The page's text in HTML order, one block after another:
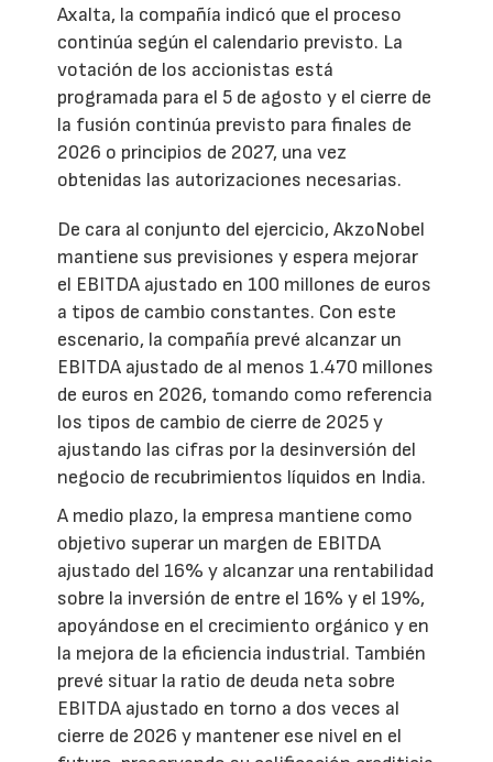
Axalta, la compañía indicó que el proceso
continúa según el calendario previsto. La
votación de los accionistas está
programada para el 5 de agosto y el cierre de
la fusión continúa previsto para finales de
2026 o principios de 2027, una vez
obtenidas las autorizaciones necesarias.
De cara al conjunto del ejercicio, AkzoNobel
mantiene sus previsiones y espera mejorar
el EBITDA ajustado en 100 millones de euros
a tipos de cambio constantes. Con este
escenario, la compañía prevé alcanzar un
EBITDA ajustado de al menos 1.470 millones
de euros en 2026, tomando como referencia
los tipos de cambio de cierre de 2025 y
ajustando las cifras por la desinversión del
negocio de recubrimientos líquidos en India.
A medio plazo, la empresa mantiene como
objetivo superar un margen de EBITDA
ajustado del 16% y alcanzar una rentabilidad
sobre la inversión de entre el 16% y el 19%,
apoyándose en el crecimiento orgánico y en
la mejora de la eficiencia industrial. También
prevé situar la ratio de deuda neta sobre
EBITDA ajustado en torno a dos veces al
cierre de 2026 y mantener ese nivel en el